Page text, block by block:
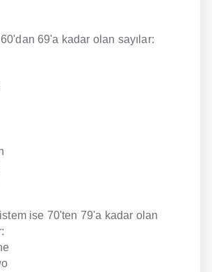
69'a kadar olan sayılar:
ise 70'ten 79'a kadar olan